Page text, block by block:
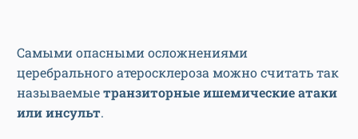
Самыми опасными осложнениями
церебрального атеросклероза можно считать так
называемыетранзиторные ишемические атаки
или инсульт.